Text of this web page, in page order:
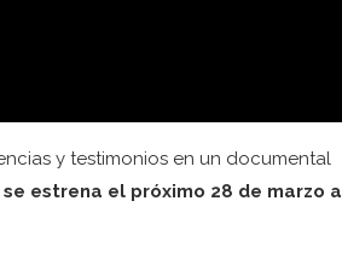
y testimonios en un documental
se estrena el próximo 28 de marzo a